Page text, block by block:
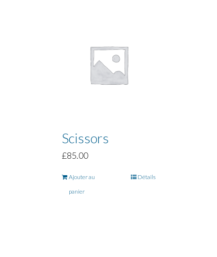
Scissors
£85.00
Ajouter au
panier
Détails